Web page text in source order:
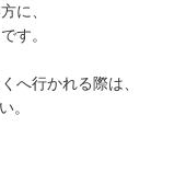
に、
す。
へ行かれる際は、
。